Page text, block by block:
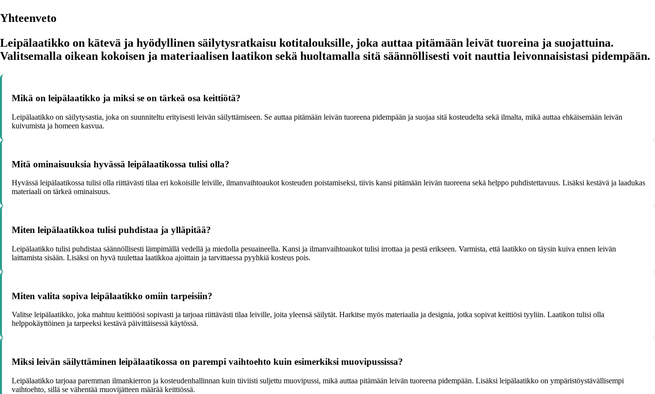
Yhteenveto
Leipälaatikko on kätevä ja hyödyllinen säilytysratkaisu kotitalouksille, joka auttaa pitämään leivät tuoreina ja suojattuina.
Valitsemalla oikean kokoisen ja materiaalisen laatikon sekä huoltamalla sitä säännöllisesti voit nauttia leivonnaisistasi pidempään.
Mikä on leipälaatikko ja miksi se on tärkeä osa keittiötä?
Leipälaatikko on säilytysastia, joka on suunniteltu erityisesti leivän säilyttämiseen. Se auttaa pitämään leivän tuoreena pidempään ja suojaa sitä kosteudelta sekä ilmalta, mikä auttaa ehkäisemään leivän
kuivumista ja homeen kasvua.
Mitä ominaisuuksia hyvässä leipälaatikossa tulisi olla?
Hyvässä leipälaatikossa tulisi olla riittävästi tilaa eri kokoisille leiville, ilmanvaihtoaukot kosteuden poistamiseksi, tiivis kansi pitämään leivän tuoreena sekä helppo puhdistettavuus. Lisäksi kestävä ja laadukas
materiaali on tärkeä ominaisuus.
Miten leipälaatikkoa tulisi puhdistaa ja ylläpitää?
Leipälaatikko tulisi puhdistaa säännöllisesti lämpimällä vedellä ja miedolla pesuaineella. Kansi ja ilmanvaihtoaukot tulisi irrottaa ja pestä erikseen. Varmista, että laatikko on täysin kuiva ennen leivän
laittamista sisään. Lisäksi on hyvä tuulettaa laatikkoa ajoittain ja tarvittaessa pyyhkiä kosteus pois.
Miten valita sopiva leipälaatikko omiin tarpeisiin?
Valitse leipälaatikko, joka mahtuu keittiöösi sopivasti ja tarjoaa riittävästi tilaa leiville, joita yleensä säilytät. Harkitse myös materiaalia ja designia, jotka sopivat keittiösi tyyliin. Laatikon tulisi olla
helppokäyttöinen ja tarpeeksi kestävä päivittäisessä käytössä.
Miksi leivän säilyttäminen leipälaatikossa on parempi vaihtoehto kuin esimerkiksi muovipussissa?
Leipälaatikko tarjoaa paremman ilmankierron ja kosteudenhallinnan kuin tiiviisti suljettu muovipussi, mikä auttaa pitämään leivän tuoreena pidempään. Lisäksi leipälaatikko on ympäristöystävällisempi
vaihtoehto, sillä se vähentää muovijätteen määrää keittiössä.